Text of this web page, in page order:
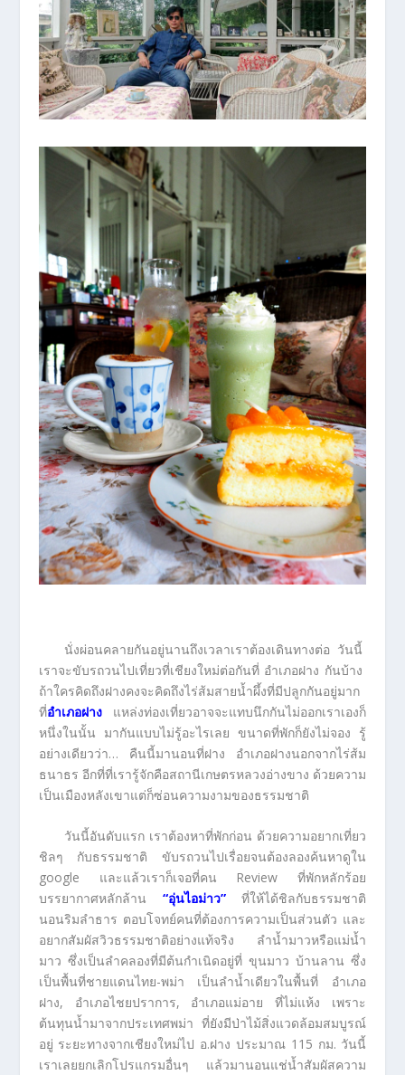
นั่งผ่อนคลายกันอยู่นานถึงเวลาเราต้องเดินทางต่อ วันนี้
เราจะขับรถวนไปเที่ยวที่เชียงใหม่ต่อกันที่ อำเภอฝาง กันบ้าง
ถ้าใครคิดถึงฝางคงจะคิดถึงไร่ส้มสายน้ำผึ้งที่มีปลูกกันอยู่มาก
ที่อำเภอฝางแหล่งท่องเที่ยวอาจจะแทบนึกกันไม่ออกเราเองก็
หนึ่งในนั้น มากันแบบไม่รู้อะไรเลย ขนาดที่พักก็ยังไม่จอง รู้
อย่างเดียวว่า… คืนนี้มานอนที่ฝาง อำเภอฝางนอกจากไร่ส้ม
ธนาธร อีกที่ที่เรารู้จักคือสถานีเกษตรหลวงอ่างขาง ด้วยความ
เป็นเมืองหลังเขาแต่ก็ซ่อนความงามของธรรมชาติ
วันนี้อันดับแรก เราต้องหาที่พักก่อน ด้วยความอยากเที่ยว
ชิลๆ กับธรรมชาติ ขับรถวนไปเรื่อยจนต้องลองค้นหาดูใน
google และแล้วเราก็เจอที่คน Review ที่พักหลักร้อย
บรรยากาศหลักล้าน “อุ่นไอม่าว”ที่ให้ได้ชิลกับธรรมชาติ
นอนริมลำธาร ตอบโจทย์คนที่ต้องการความเป็นส่วนตัว และ
อยากสัมผัสวิวธรรมชาติอย่างแท้จริง ลำน้ำมาวหรือแม่น้ำ
มาว ซึ่งเป็นลำคลองที่มีต้นกำเนิดอยู่ที่ ขุนมาว บ้านลาน ซึ่ง
เป็นพื้นที่ชายแดนไทย-พม่า เป็นลำน้ำเดียวในพื้นที่ อำเภอ
ฝาง, อำเภอไชยปราการ, อำเภอแม่อาย ที่ไม่แห้ง เพราะ
ต้นทุนน้ำมาจากประเทศพม่า ที่ยังมีป่าไม้สิ่งแวดล้อมสมบูรณ์
อยู่ ระยะทางจากเชียงใหม่ไป อ.ฝาง ประมาณ 115 กม. วันนี้
เราเลยยกเลิกโปรแกรมอื่นๆ แล้วมานอนแช่น้ำสัมผัสความ